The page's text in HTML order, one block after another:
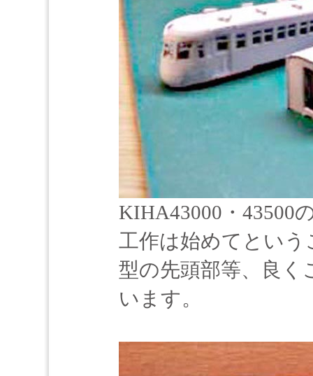
KIHA43000・43500
工作は始めてとい
型の先頭部等、良く
います。